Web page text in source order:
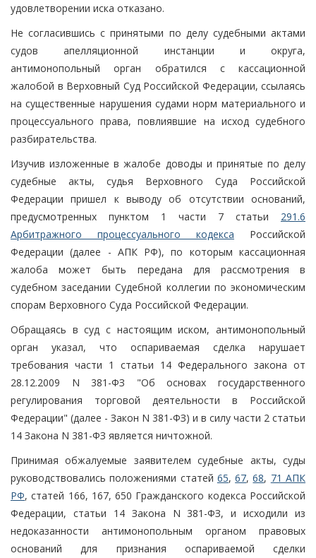
удовлетворении иска отказано.
Не согласившись с принятыми по делу судебными актами
судов апелляционной инстанции и округа,
антимонопольный орган обратился с кассационной
жалобой в Верховный Суд Российской Федерации, ссылаясь
на существенные нарушения судами норм материального и
процессуального права, повлиявшие на исход судебного
разбирательства.
Изучив изложенные в жалобе доводы и принятые по делу
судебные акты, судья Верховного Суда Российской
Федерации пришел к выводу об отсутствии оснований,
предусмотренных пунктом 1 части 7 статьи 291.6
Арбитражного процессуального кодекса Российской
Федерации (далее - АПК РФ), по которым кассационная
жалоба может быть передана для рассмотрения в
судебном заседании Судебной коллегии по экономическим
спорам Верховного Суда Российской Федерации.
Обращаясь в суд с настоящим иском, антимонопольный
орган указал, что оспариваемая сделка нарушает
требования части 1 статьи 14 Федерального закона от
28.12.2009 N 381-ФЗ "Об основах государственного
регулирования торговой деятельности в Российской
Федерации" (далее - Закон N 381-ФЗ) и в силу части 2 статьи
14 Закона N 381-ФЗ является ничтожной.
Принимая обжалуемые заявителем судебные акты, суды
руководствовались положениями статей 65,67,68, 71 АПК
РФ, статей 166, 167, 650 Гражданского кодекса Российской
Федерации, статьи 14 Закона N 381-ФЗ, и исходили из
недоказанности антимонопольным органом правовых
оснований для признания оспариваемой сделки